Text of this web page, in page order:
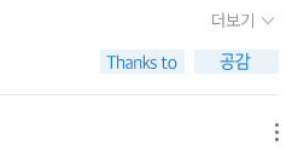
을 해야만 한다.' (p120-121) 반갑
는거지, 아주 사소한 일상의 언어
이 세상을 살아가기란 쉽지 않아
자신마저도 그렇게 우스워지는 것
우리 자신이 그렇게 완벽했던가?
는 단점을 보면서 살아간다. 하물며
밖에 안 남은 지점에 꽂혀있어서.
섬주섬 내용이 기억난다. 아니 내
의 책이다.키득거리고 자극적인데
.도대체 무슨 생각을 하는 것일까.
더보기